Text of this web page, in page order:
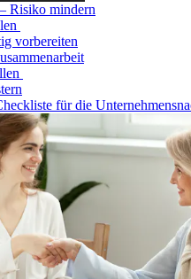
Risiko mindern
vorbereiten
für die